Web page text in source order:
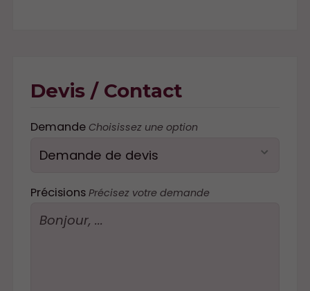
Devis / Contact
Demande Choisissez une option
PrécisionsPrécisez votre demande